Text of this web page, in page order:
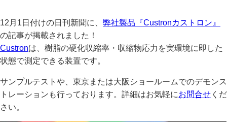
12月1日付けの日刊新聞に、 弊社製品『Custronカストロン』
の記事が掲載されました！
Custronは、樹脂の硬化収縮率・収縮物応力を実環境に即した
状態で測定できる装置です。
サンプルテストや、東京または大阪ショールームでのデモンス
トレーションも行っております。詳細はお気軽にお問合せ くだ
さい。